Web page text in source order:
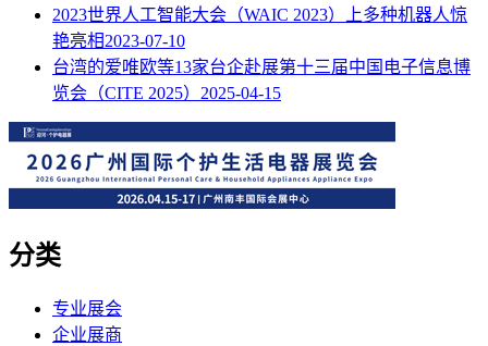
2023世界人工智能大会（WAIC 2023）上多种机器人惊
艳亮相2023-07-10
台湾的爱唯欧等13家台企赴展第十三届中国电子信息博
览会（CITE 2025） 2025-04-15
分类
专业展会
企业展商